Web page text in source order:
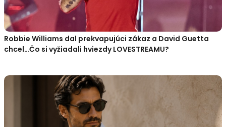
Robbie Williams dal prekvapujúci zákaz a David Guetta
chcel…Čo si vyžiadali hviezdy LOVESTREAMU?